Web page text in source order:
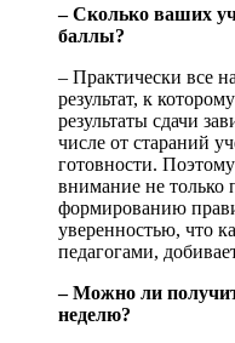
– Сколько ваших
баллы?
– Практически все
результат, к
результаты сдачи
числе от стараний
готовности.
внимание не только
формированию
уверенностью, что
педагогами,
– Можно ли
неделю?